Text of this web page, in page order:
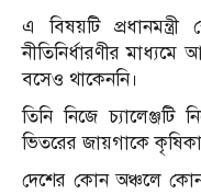
এ বিষয়টি
নীতিনির্ধারণীর
বসেও থাকেননি।
তিনি নিজে
ভিতরের জায়গাকে
দেশের কোন অঞ্চলে